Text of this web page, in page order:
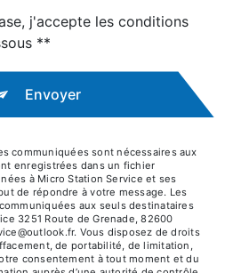
j'accepte les conditions
**
Envoyer
communiquées sont nécessaires aux
enregistrées dans un fichier
à Micro Station Service et ses
de répondre à votre message. Les
aux seuls destinataires
3251 Route de Grenade, 82600
Vous disposez de droits
de portabilité, de limitation,
consentement à tout moment et du